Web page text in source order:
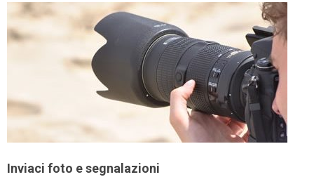
Inviaci foto e segnalazioni